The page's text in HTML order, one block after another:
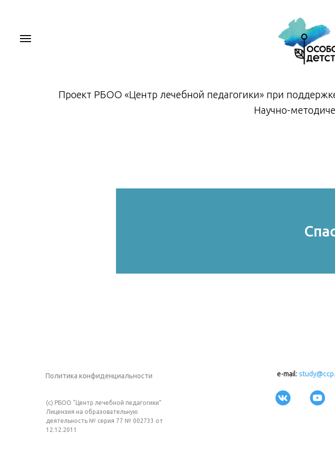
Проект РБОО «Центр лечебной педагогики» при
Научно-
Политика конфиденциальности
(c) РБОО "Центр лечебной педагогики"
Лицензия на образовательную
деятельность № серия 77 № 002733 от
12.12.2011
e-mail: